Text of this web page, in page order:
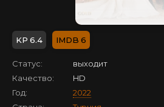
6.4 6
Статус:
выходит
Качество:
HD
Год:
2022